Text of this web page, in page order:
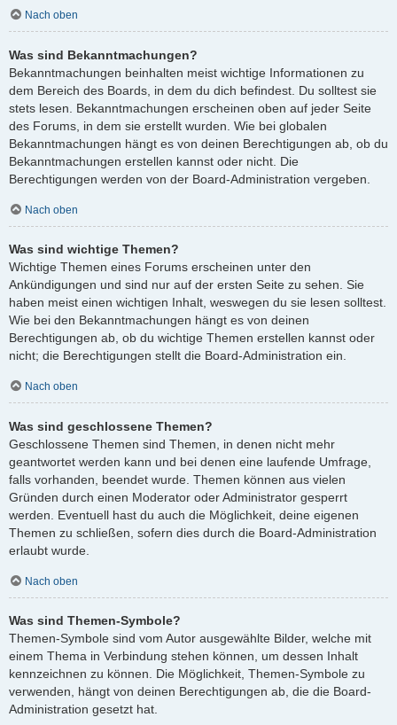
Nach oben
Was sind Bekanntmachungen?
Bekanntmachungen beinhalten meist wichtige Informationen zu
dem Bereich des Boards, in dem du dich befindest. Du solltest sie
stets lesen. Bekanntmachungen erscheinen oben auf jeder Seite
des Forums, in dem sie erstellt wurden. Wie bei globalen
Bekanntmachungen hängt es von deinen Berechtigungen ab, ob du
Bekanntmachungen erstellen kannst oder nicht. Die
Berechtigungen werden von der Board-Administration vergeben.
Nach oben
Was sind wichtige Themen?
Wichtige Themen eines Forums erscheinen unter den
Ankündigungen und sind nur auf der ersten Seite zu sehen. Sie
haben meist einen wichtigen Inhalt, weswegen du sie lesen solltest.
Wie bei den Bekanntmachungen hängt es von deinen
Berechtigungen ab, ob du wichtige Themen erstellen kannst oder
nicht; die Berechtigungen stellt die Board-Administration ein.
Nach oben
Was sind geschlossene Themen?
Geschlossene Themen sind Themen, in denen nicht mehr
geantwortet werden kann und bei denen eine laufende Umfrage,
falls vorhanden, beendet wurde. Themen können aus vielen
Gründen durch einen Moderator oder Administrator gesperrt
werden. Eventuell hast du auch die Möglichkeit, deine eigenen
Themen zu schließen, sofern dies durch die Board-Administration
erlaubt wurde.
Nach oben
Was sind Themen-Symbole?
Themen-Symbole sind vom Autor ausgewählte Bilder, welche mit
einem Thema in Verbindung stehen können, um dessen Inhalt
kennzeichnen zu können. Die Möglichkeit, Themen-Symbole zu
verwenden, hängt von deinen Berechtigungen ab, die die Board-
Administration gesetzt hat.